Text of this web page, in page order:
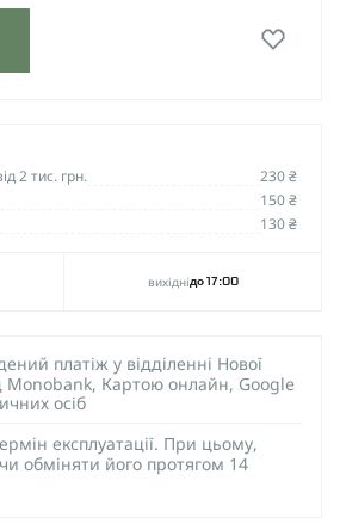
2 тис. грн. 230 ₴
150 ₴
130 ₴
вихіднідо 17:00
платіж у відділенні Нової
Monobank, Картою онлайн, Google
осіб
експлуатації. При цьому,
обміняти його протягом 14